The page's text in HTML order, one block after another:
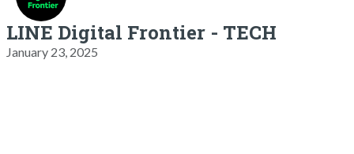
LINE Digital Frontier - TECH
January 23, 2025